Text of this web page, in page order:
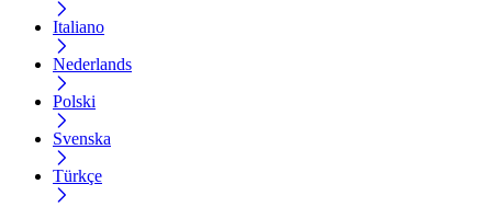
Italiano
Nederlands
Polski
Svenska
Türkçe